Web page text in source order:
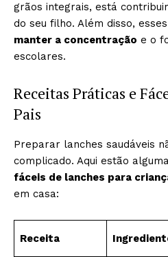
grãos integrais, está
do seu filho. Além disso,
manter a concentração e o
escolares.
Receitas Práticas e
Pais
Preparar lanches saudáveis
complicado. Aqui estão
fáceis de lanches para
em casa:
Receita